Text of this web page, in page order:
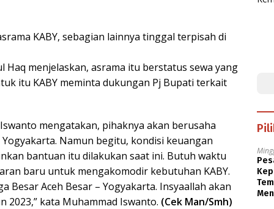
KABY, sebagian lainnya tinggal terpisah di
Haq menjelaskan, asrama itu berstatus sewa yang
itu KABY meminta dukungan Pj Bupati terkait
mengatakan, pihaknya akan berusaha
Namun begitu, kondisi keuangan
bantuan itu dilakukan saat ini. Butuh waktu
baru untuk mengakomodir kebutuhan KABY.
Besar Aceh Besar – Yogyakarta. Insyaallah akan
kata Muhammad Iswanto. (Cek Man/Smh)